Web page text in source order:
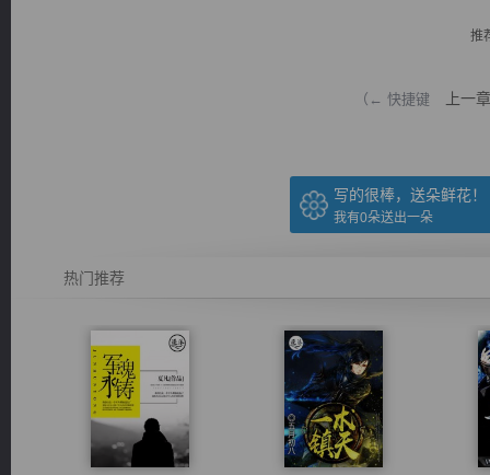
推
（← 快捷键 上一章
写的很棒，送朵鲜花！
我有0朵送出一朵
热门推荐